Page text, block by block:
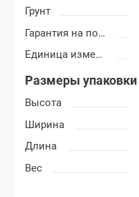
Грунт
Гарантия на покраску
Единица измерения
Размеры упаковки
Высота
Ширина
Длина
Вес